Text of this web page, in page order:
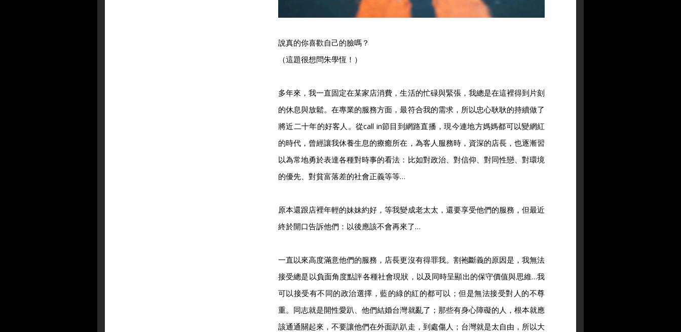
說真的你喜歡自己的臉嗎？
（這題很想問朱學恆！）
多年來，我一直固定在某家店消費，生活的忙碌與緊張，我總是在這裡得到片刻
的休息與放鬆。在專業的服務方面，最符合我的需求，所以忠心耿耿的持續做了
將近二十年的好客人。從call in節目到網路直播，現今連地方媽媽都可以變網紅
的時代，曾經讓我休養生息的療癒所在，為客人服務時，資深的店長，也逐漸習
以為常地勇於表達各種對時事的看法：比如對政治、對信仰、對同性戀、對環境
的優先、對貧富落差的社會正義等等…
原本還跟店裡年輕的妹妹約好，等我變成老太太，還要享受他們的服務，但最近
終於開口告訴他們：以後應該不會再來了…
一直以來高度滿意他們的服務，店長更沒有得罪我。割袍斷義的原因是，我無法
接受總是以負面角度點評各種社會現狀，以及同時呈顯出的保守價值與思維…我
可以接受有不同的政治選擇，藍的綠的紅的都可以；但是無法接受對人的不尊
重。同志就是開性愛趴、他們結婚台灣就亂了；那些有身心障礙的人，根本就應
該通通關起來，不要讓他們在外面趴趴走，到處傷人；台灣就是太自由，所以大